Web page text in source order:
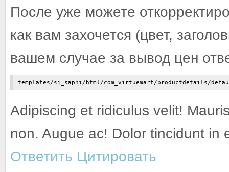
После уже можете
как вам захочется (цвет,
вашем случае за вывод цен
templates/sj_saphi/html/com_virtuemart/productdetails/
Adipiscing et ridiculus velit!
non. Augue ac! Dolor tincidunt in
Ответить Цитировать